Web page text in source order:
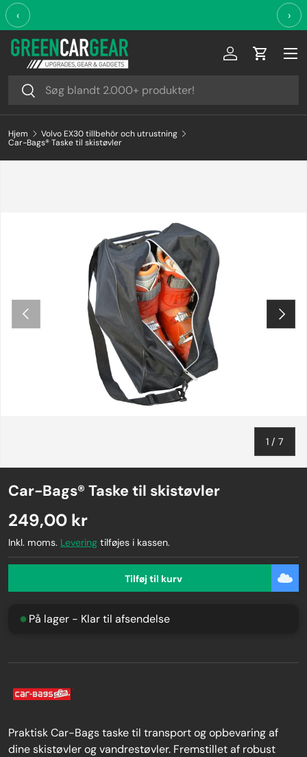
Videre til indhold
‹ ›
Søg
Søg
Log ind
Hjem
Volvo EX30 tillbehör och utrustning
Car-Bags® Taske til skistøvler
Forrige
1 / af
7
Næste
Car-Bags® Taske til skistøvler
249,00 kr
Inkl. moms. Levering tilføjes i kassen.
Tilføj til kurv
På lager - Klar til afsendelse
Praktisk Car-Bags taske til transport og opbevaring af
dine skistøvler og vandrestøvler. Fremstillet af robust